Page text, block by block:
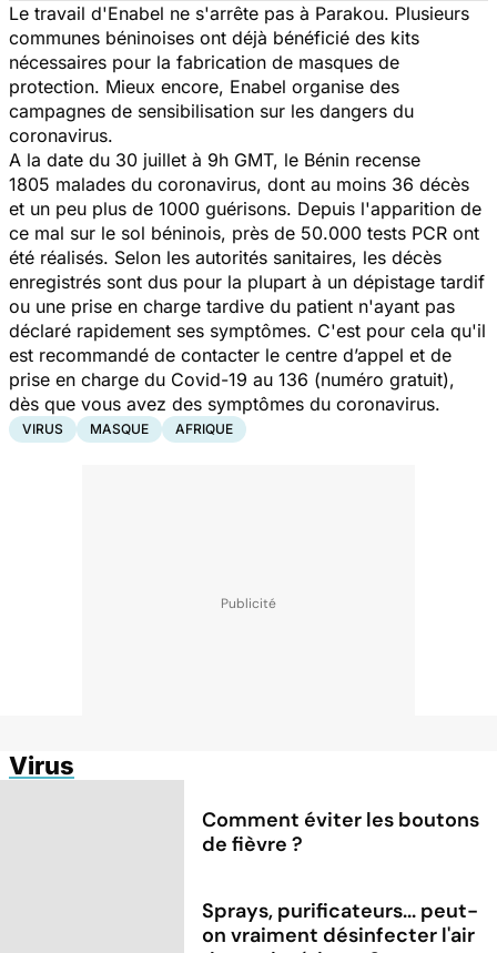
Le travail d'Enabel ne s'arrête pas à Parakou. Plusieurs
communes béninoises ont déjà bénéficié des kits
nécessaires pour la fabrication de masques de
protection. Mieux encore, Enabel organise des
campagnes de sensibilisation sur les dangers du
coronavirus.
A la date du 30 juillet à 9h GMT, le Bénin recense
1805 malades du coronavirus, dont au moins 36 décès
et un peu plus de 1000 guérisons. Depuis l'apparition de
ce mal sur le sol béninois, près de 50.000 tests PCR ont
été réalisés. Selon les autorités sanitaires, les décès
enregistrés sont dus pour la plupart à un dépistage tardif
ou une prise en charge tardive du patient n'ayant pas
déclaré rapidement ses symptômes. C'est pour cela qu'il
est recommandé de contacter le centre d’appel et de
prise en charge du Covid-19 au 136 (numéro gratuit),
dès que vous avez des symptômes du coronavirus.
VIRUS MASQUE AFRIQUE
Virus
Comment éviter les boutons
de fièvre ?
Sprays, purificateurs... peut-
on vraiment désinfecter l'air